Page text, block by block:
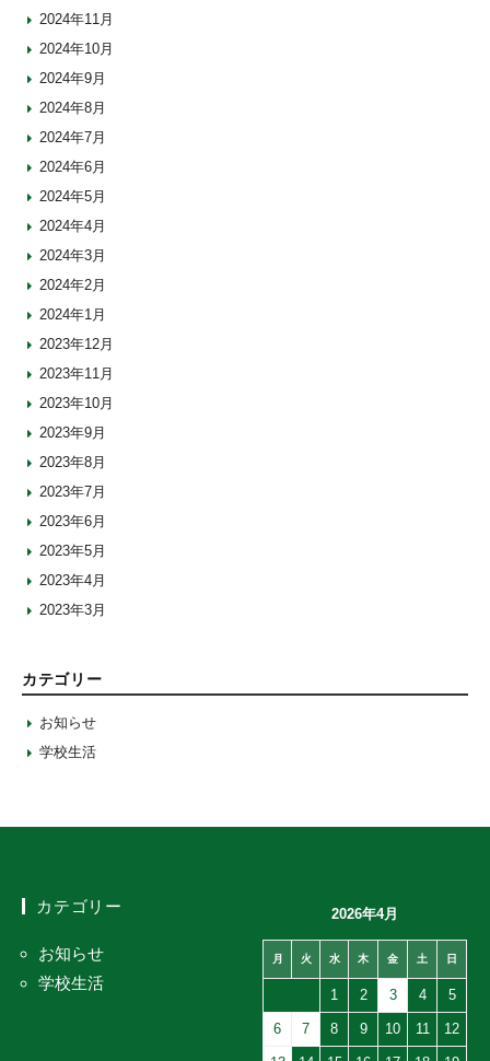
2024年11月
2024年10月
2024年9月
2024年8月
2024年7月
2024年6月
2024年5月
2024年4月
2024年3月
2024年2月
2024年1月
2023年12月
2023年11月
2023年10月
2023年9月
2023年8月
2023年7月
2023年6月
2023年5月
2023年4月
2023年3月
カテゴリー
お知らせ
学校生活
カテゴリー
お知らせ
学校生活
2026年4月
月 火 水 木 金 土 日
1 2 3 4 5
6 7 8 9 10 11 12